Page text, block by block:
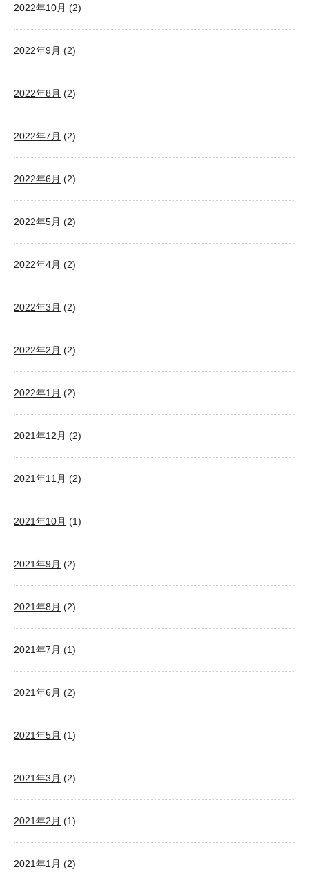
2022年10月 (2)
2022年9月 (2)
2022年8月 (2)
2022年7月 (2)
2022年6月 (2)
2022年5月 (2)
2022年4月 (2)
2022年3月 (2)
2022年2月 (2)
2022年1月 (2)
2021年12月 (2)
2021年11月 (2)
2021年10月 (1)
2021年9月 (2)
2021年8月 (2)
2021年7月 (1)
2021年6月 (2)
2021年5月 (1)
2021年3月 (2)
2021年2月 (1)
2021年1月 (2)